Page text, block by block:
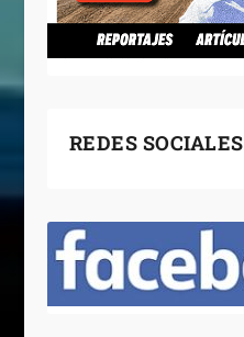
REDES SOCIALES